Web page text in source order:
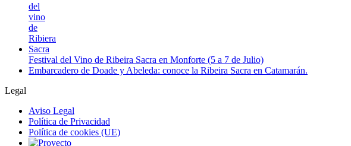
Festival del Vino de Ribeira Sacra en Monforte (5 a 7 de Julio)
Embarcadero de Doade y Abeleda: conoce la Ribeira Sacra en Catamarán.
Legal
Aviso Legal
Política de Privacidad
Política de cookies (UE)